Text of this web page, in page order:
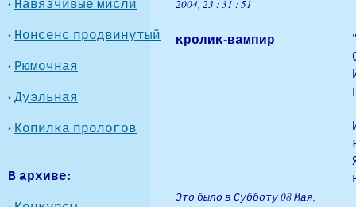
· Нонсенс продвинутый
· Рюмочная
·Дуэльная
· Копилка прологов
В архиве:
2004, 23 : 31 : 51
кролик-вампир
Это было в Субботу 08 Мая,